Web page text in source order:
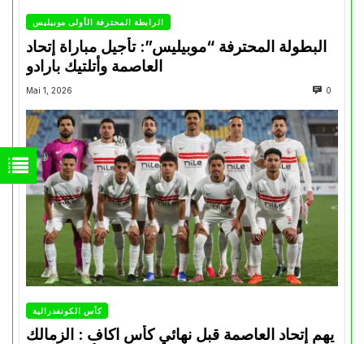
الرابطة المحترفة الأولى موبيليس
البطولة المحترفة “موبيليس”: تأجيل مباراة إتحاد
العاصمة وأتلتيك بارادو
Mai 1, 2026 0
كأس الكونفدرالية
يهم إتحاد العاصمة قبل نهائي كأس اكاف : الزمالك